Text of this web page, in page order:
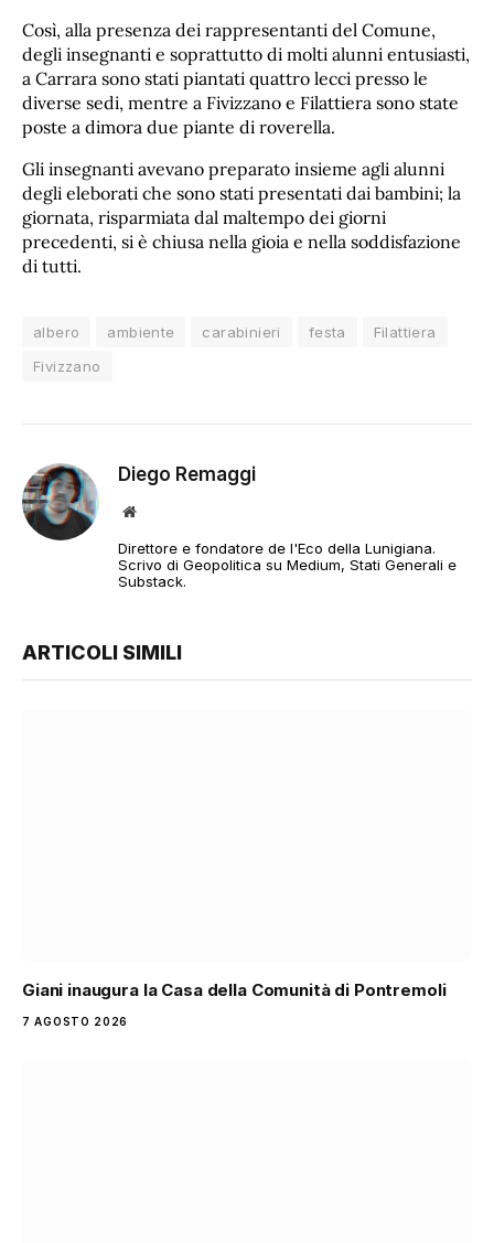
Così, alla presenza dei rappresentanti del Comune,
degli insegnanti e soprattutto di molti alunni entusiasti,
a Carrara sono stati piantati quattro lecci presso le
diverse sedi, mentre a Fivizzano e Filattiera sono state
poste a dimora due piante di roverella.
Gli insegnanti avevano preparato insieme agli alunni
degli eleborati che sono stati presentati dai bambini; la
giornata, risparmiata dal maltempo dei giorni
precedenti, si è chiusa nella gioia e nella soddisfazione
di tutti.
albero ambiente carabinieri festa
Filattiera
Fivizzano
Diego Remaggi
Sito
Direttore e fondatore de l'Eco della Lunigiana.
Scrivo di Geopolitica su Medium, Stati Generali e
Substack.
ARTICOLI SIMILI
Giani inaugura la Casa della Comunità di Pontremoli
7 AGOSTO 2026